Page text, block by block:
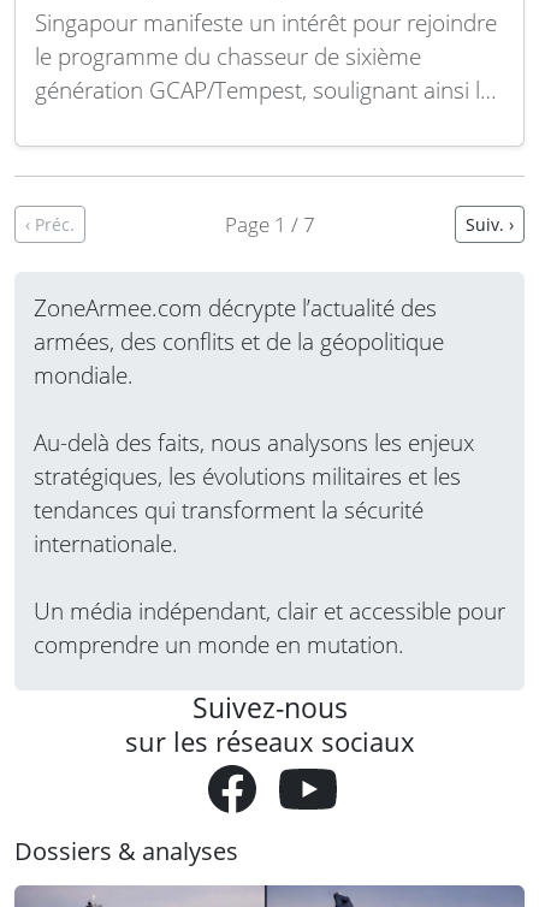
Singapour manifeste un intérêt pour rejoindre
le programme du chasseur de sixième
génération GCAP/Tempest, soulignant ainsi le
combat de nouvelle génération. Le
actuellement le premier prototype du
2027. Le Japon, partenaire…
Lire la suite
‹ Préc. Page 1 / 7 Suiv. ›
ZoneArmee.com décrypte l’actualité des
armées, des conflits et de la géopolitique
mondiale.
Au-delà des faits, nous analysons les enjeux
stratégiques, les évolutions militaires et les
tendances qui transforment la sécurité
internationale.
Un média indépendant, clair et accessible pour
comprendre un monde en mutation.
Suivez-nous
sur les réseaux sociaux
Dossiers & analyses